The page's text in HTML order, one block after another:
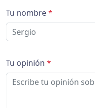
Tu nombre*
Tu opinión *